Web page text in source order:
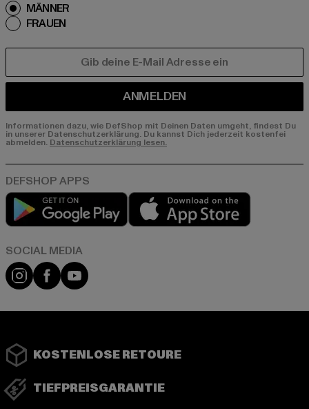
MÄNNER
FRAUEN
ANMELDEN
Informationen dazu, wie DefShop mit Deinen Daten umgeht, findest Du
in unserer Datenschutzerklärung. Du kannst Dich jederzeit kostenfei
abmelden. Datenschutzerklärung lesen.
Play market
Instagram
FacebookYouTube
KOSTENLOSE RETOURE
TIEFPREISGARANTIE